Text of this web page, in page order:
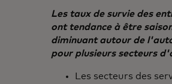
Les taux de survie des
ont tendance à être
diminuant autour de
pour plusieurs secteurs
Les secteurs des